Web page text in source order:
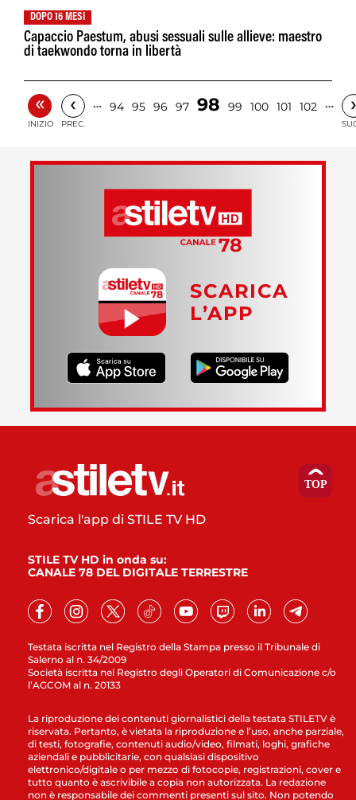
DOPO 16 MESI
Capaccio Paestum, abusi sessuali sulle allieve: maestro
di taekwondo torna in libertà
«
INIZIO
‹
PREC.
… 94 95 96 97 98 99 100 101 102 … ›
SCARICA
L’APP
Testata iscritta nel Registro della Stampa presso il Tribunale di
Salerno al n. 34/2009
Società iscritta nel Registro degli Operatori di Comunicazione c/o
l’AGCOM al n. 20133
Scarica l'app di STILE TV HD
STILE TV HD in onda su:
CANALE 78 DEL DIGITALE TERRESTRE
La riproduzione dei contenuti giornalistici della testata STILETV è
riservata. Pertanto, è vietata la riproduzione e l’uso, anche parziale,
di testi, fotografie, contenuti audio/video, filmati, loghi, grafiche
aziendali e pubblicitarie, con qualsiasi dispositivo
elettronico/digitale o per mezzo di fotocopie, registrazioni, cover e
tutto quanto è ascrivibile a copia non autorizzata. La redazione
non è responsabile dei commenti presenti sul sito. Non potendo